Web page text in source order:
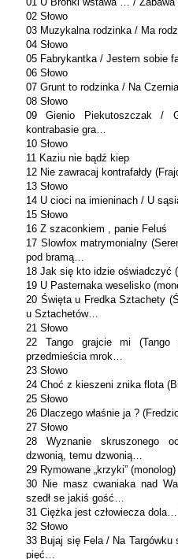
02 Słowo
03 Muzykalna rodzinka / Ma
04 Słowo
05 Fabrykantka / Jestem sobie
06 Słowo
07 Grunt to rodzinka / Na
08 Słowo
09 Gienio Piekutoszczak /
kontrabasie gra…
10 Słowo
11 Kaziu nie bądź kiep
12 Nie zawracaj kontrafałdy
13 Słowo
14 U cioci na imieninach / U
15 Słowo
16 Z szaconkiem , panie Feluś
17 Slowfox matrymonialny
pod bramą…
18 Jak się kto idzie oświadczyć
19 U Pasternaka weselisko
20 Święta u Fredka Sztachety
u Sztachetów…
21 Słowo
22 Tango grajcie mi
przedmieścia mrok…
23 Słowo
24 Choć z kieszeni znika flota
25 Słowo
26 Dlaczego właśnie ja ?
27 Słowo
28 Wyznanie skruszonego
dzwonią, temu dzwonią…
29 Rymowane „krzyki” (monolog)
30 Nie masz cwaniaka nad
szedł se jakiś gość…
31 Ciężka jest człowiecza
32 Słowo
33 Bujaj się Fela / Na
pięć…